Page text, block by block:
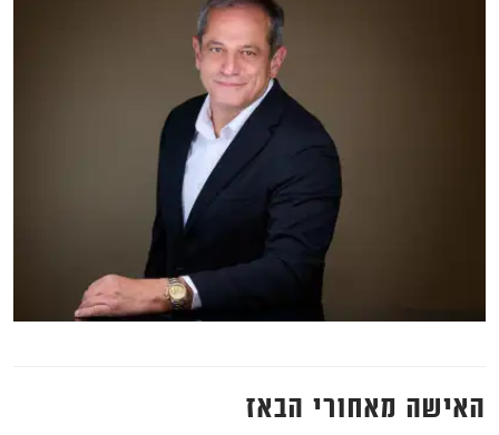
האישה מאחורי הבאז